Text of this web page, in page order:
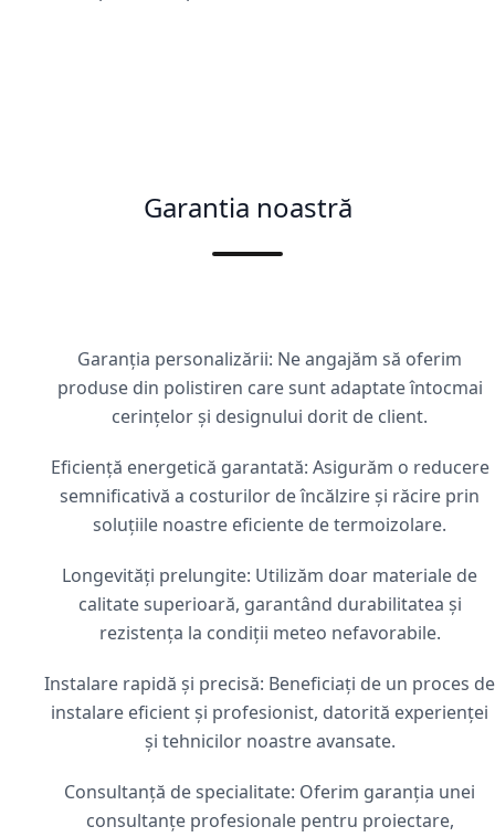
Garantia noastră
Garanția personalizării: Ne angajăm să oferim
produse din polistiren care sunt adaptate întocmai
cerințelor și designului dorit de client.
Eficiență energetică garantată: Asigurăm o reducere
semnificativă a costurilor de încălzire și răcire prin
soluțiile noastre eficiente de termoizolare.
Longevități prelungite: Utilizăm doar materiale de
calitate superioară, garantând durabilitatea și
rezistența la condiții meteo nefavorabile.
Instalare rapidă și precisă: Beneficiați de un proces de
instalare eficient și profesionist, datorită experienței
și tehnicilor noastre avansate.
Consultanță de specialitate: Oferim garanția unei
consultanțe profesionale pentru proiectare,